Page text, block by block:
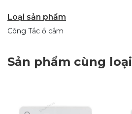
Loại sản phẩm
Công Tắc ổ cắm
Sản phẩm cùng loại